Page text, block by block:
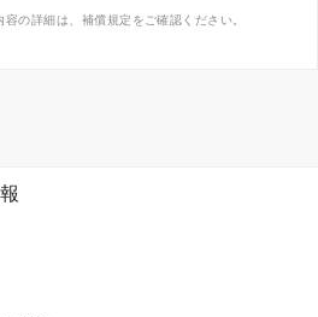
容の詳細は、補償規定をご確認ください。